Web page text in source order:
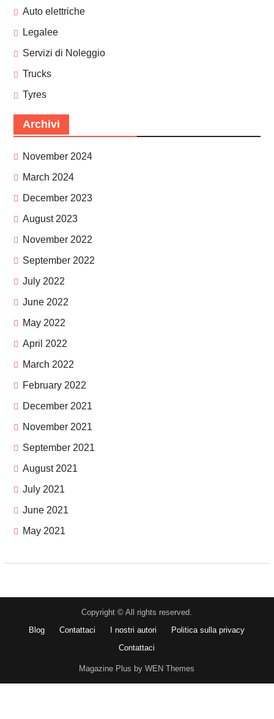
Auto elettriche
Legalee
Servizi di Noleggio
Trucks
Tyres
Archivi
November 2024
March 2024
December 2023
August 2023
November 2022
September 2022
July 2022
June 2022
May 2022
April 2022
March 2022
February 2022
December 2021
November 2021
September 2021
August 2021
July 2021
June 2021
May 2021
Copyright © All rights reserved.
Blog
Contattaci I nostri autori
Politica sulla privacy
Contattaci
Magazine Plus by WEN Themes